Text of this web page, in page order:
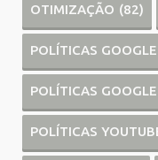
OTIMIZAÇÃO (82)
POLÍTICAS
POLÍTICAS
POLÍTICAS